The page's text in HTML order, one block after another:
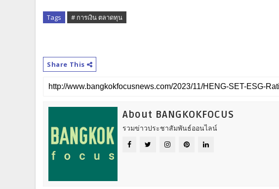
Tags # การเงิน ตลาดทุน
Share This
About BANGKOKFOCUS
รวมข่าวประชาสัมพันธ์ออนไลน์